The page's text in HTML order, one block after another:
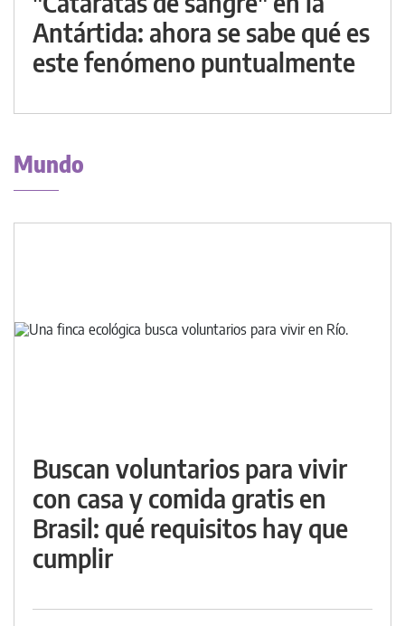
Antártida: ahora se sabe qué es
este fenómeno puntualmente
Mundo
Buscan voluntarios para vivir
con casa y comida gratis en
Brasil: qué requisitos hay que
cumplir